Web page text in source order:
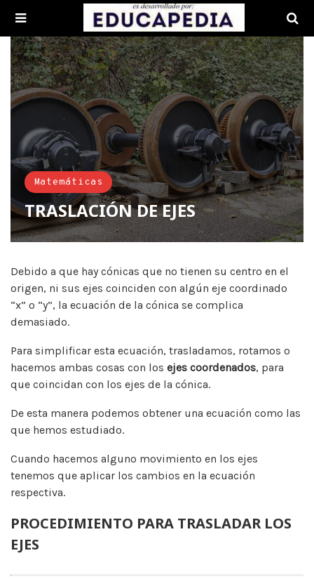
Matemáticas
TRASLACIÓN DE EJES
Debido a que hay cónicas que no tienen su centro en el
origen, ni sus ejes coinciden con algún eje coordinado
“x” o “y”, la ecuación de la cónica se complica
demasiado.
Para simplificar esta ecuación, trasladamos, rotamos o
hacemos ambas cosas con los ejes coordenados, para
que coincidan con los ejes de la cónica.
De esta manera podemos obtener una ecuación como las
que hemos estudiado.
Cuando hacemos alguno movimiento en los ejes
tenemos que aplicar los cambios en la ecuación
respectiva.
PROCEDIMIENTO PARA TRASLADAR LOS
EJES